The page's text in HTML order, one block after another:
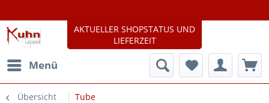
Menü
Übersicht Tube
AKTUELLER SHOPSTATUS UND
LIEFERZEIT